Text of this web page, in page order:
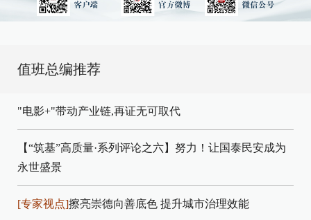
值班总编推荐
"电影+"带动产业链,再证无可取代
【“筑基”高质量·系列评论之六】努力！让国泰民安成为
永世盛景
[专家视点]擦亮崇德向善底色 提升城市治理效能